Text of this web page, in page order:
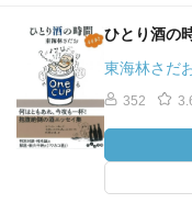
ひとり酒の
東海林さだ
352